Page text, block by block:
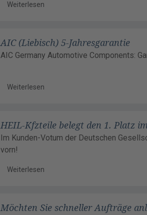
Weiterlesen
AIC (Liebisch) 5-Jahresgarantie
AIC Germany Automotive Components:
Weiterlesen
HEIL-Kfzteile belegt den 1. Platz
Im Kunden-Votum der Deutschen
vorn!
Weiterlesen
Möchten Sie schneller Aufträge